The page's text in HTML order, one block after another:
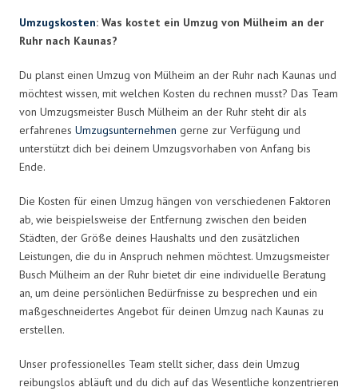
Umzugskosten: Was kostet ein Umzug von Mülheim an der
Ruhr nach Kaunas?
Du planst einen Umzug von Mülheim an der Ruhr nach Kaunas und
möchtest wissen, mit welchen Kosten du rechnen musst? Das Team
von Umzugsmeister Busch Mülheim an der Ruhr steht dir als
erfahrenes Umzugsunternehmen gerne zur Verfügung und
unterstützt dich bei deinem Umzugsvorhaben von Anfang bis
Ende.
Die Kosten für einen Umzug hängen von verschiedenen Faktoren
ab, wie beispielsweise der Entfernung zwischen den beiden
Städten, der Größe deines Haushalts und den zusätzlichen
Leistungen, die du in Anspruch nehmen möchtest. Umzugsmeister
Busch Mülheim an der Ruhr bietet dir eine individuelle Beratung
an, um deine persönlichen Bedürfnisse zu besprechen und ein
maßgeschneidertes Angebot für deinen Umzug nach Kaunas zu
erstellen.
Unser professionelles Team stellt sicher, dass dein Umzug
reibungslos abläuft und du dich auf das Wesentliche konzentrieren